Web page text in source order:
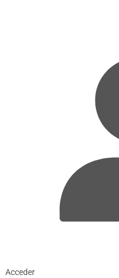
Acceder